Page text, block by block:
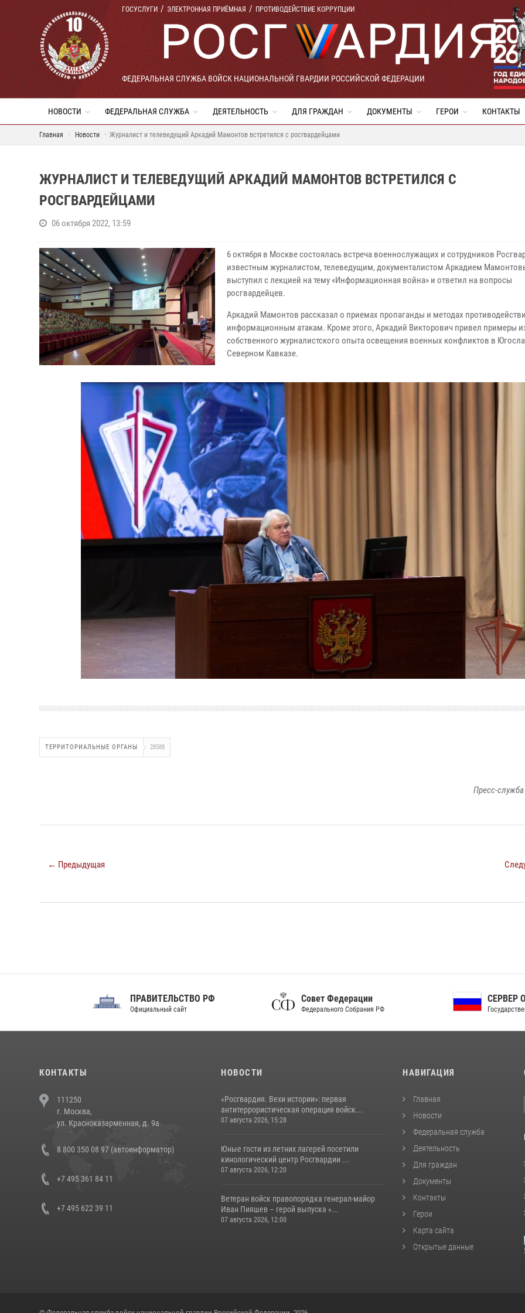
ГОСУСЛУГИ ЭЛЕКТРОННАЯ ПРИЁМНАЯ ПРОТИВОДЕЙСТВИЕ КОРРУПЦИИ
ФЕДЕРАЛЬНАЯ СЛУЖБА ВОЙСК НАЦИОНАЛЬНОЙ ГВАРДИИ РОССИЙСКОЙ ФЕДЕРАЦИИ
НОВОСТИ ФЕДЕРАЛЬНАЯ СЛУЖБА ДЕЯТЕЛЬНОСТЬ ДЛЯ ГРАЖДАН ДОКУМЕНТЫ ГЕРОИ КОНТАКТЫ
Главная Новости Журналист и телеведущий Аркадий Мамонтов встретился с росгвардейцами
ЖУРНАЛИСТ И ТЕЛЕВЕДУЩИЙ АРКАДИЙ МАМОНТОВ ВСТРЕТИЛСЯ С
РОСГВАРДЕЙЦАМИ
06 октября 2022, 13:59
6 октября в Москве состоялась встреча военнослужащих и сотрудников
известным журналистом, телеведущим, документалистом Аркадием
выступил с лекцией на тему «Информационная война» и ответил на вопросы
росгвардейцев.
Аркадий Мамонтов рассказал о приемах пропаганды и методах
информационным атакам. Кроме этого, Аркадий Викторович привел примеры
собственного журналистского опыта освещения военных конфликтов в
Северном Кавказе.
ТЕРРИТОРИАЛЬНЫЕ ОРГАНЫ 28588
Пресс-служба
← Предыдущая
ПРАВИТЕЛЬСТВО РФ
Официальный сайт
Совет Федерации
Федерального Собрания РФ
СЕРВЕР ОРГАНОВ
Государственной власти РФ
КОНТАКТЫ
111250
г. Москва,
ул. Красноказарменная, д. 9а
8 800 350 08 97 (автоинформатор)
+7 495 361 84 11
+7 495 622 39 11
НОВОСТИ
«Росгвардия. Вехи истории»: первая
антитеррористическая операция войск...
07 августа 2026, 15:28
Юные гости из летних лагерей посетили
кинологический центр Росгвардии ...
07 августа 2026, 12:20
Ветеран войск правопорядка генерал-майор
Иван Пияшев – герой выпуска «...
07 августа 2026, 12:00
НАВИГАЦИЯ
Главная
Новости
Федеральная служба
Деятельность
Для граждан
Документы
Контакты
Герои
Карта сайта
Открытые данные